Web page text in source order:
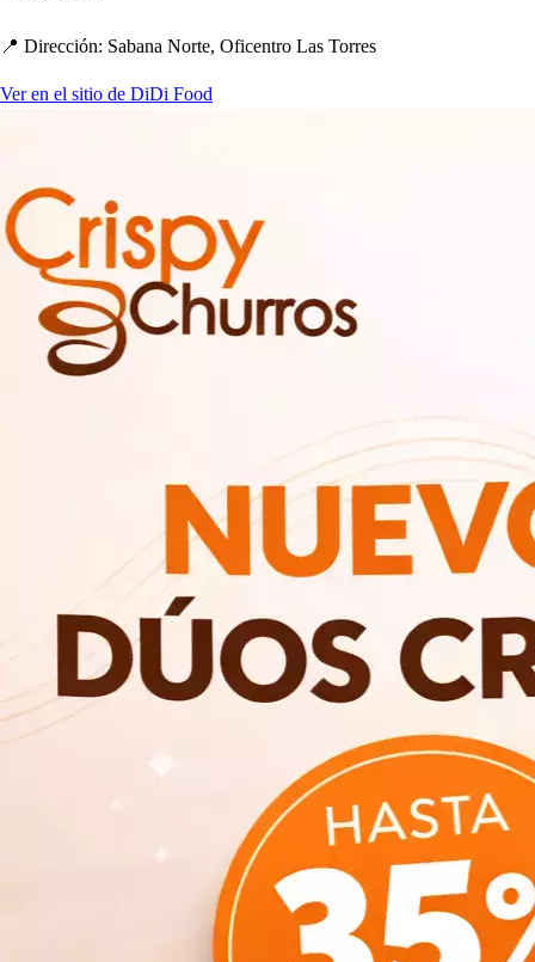
📍 Dirección: Sabana Norte, Oficentro Las Torres
Ver en el sitio de DiDi Food